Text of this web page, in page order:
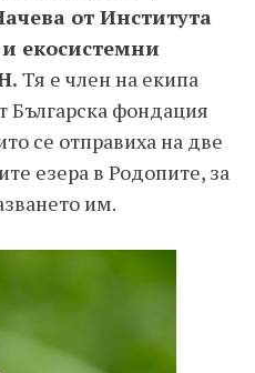
от Института
екосистемни
Тя е член на екипа
Българска фондация
се отправиха на две
езера в Родопите, за
им.